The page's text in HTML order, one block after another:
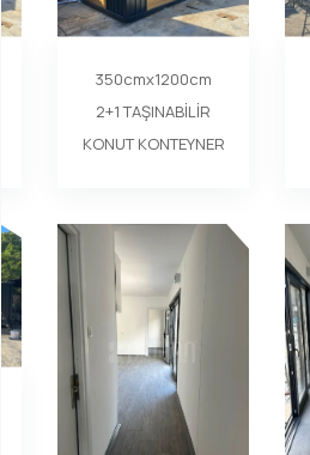
350cmx1200cm
2+1 TAŞINABİLİR
KONUT KONTEYNER